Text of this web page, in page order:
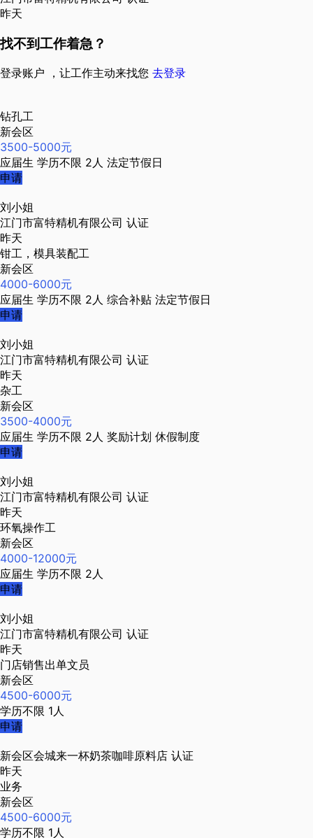
昨天
找不到工作着急？
登录账户 ，让工作主动来找您 去登录
钻孔工
新会区
3500-5000元
应届生 学历不限 2人 法定节假日
申请
刘小姐
江门市富特精机有限公司 认证
昨天
钳工，模具装配工
新会区
4000-6000元
应届生 学历不限 2人 综合补贴 法定节假日
申请
刘小姐
江门市富特精机有限公司 认证
昨天
杂工
新会区
3500-4000元
应届生 学历不限 2人 奖励计划 休假制度
申请
刘小姐
江门市富特精机有限公司 认证
昨天
环氧操作工
新会区
4000-12000元
应届生 学历不限 2人
申请
刘小姐
江门市富特精机有限公司 认证
昨天
门店销售出单文员
新会区
4500-6000元
学历不限 1人
申请
新会区会城来一杯奶茶咖啡原料店 认证
昨天
业务
新会区
4500-6000元
学历不限 1人